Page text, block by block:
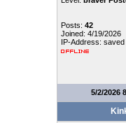
Posts: 42
Joined: 4/19/2026
IP-Address: saved
5/2/2026